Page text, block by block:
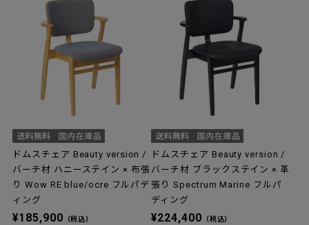
ドムスチェア Beauty version /
バーチ材 ハニーステイン × 布張
り Wow RE blue/ocre フルパデ
ィング
¥185,900 （税込）
ドムスチェア Beauty version /
バーチ材 ブラックステイン × 革
張り Spectrum Marine フルパ
ディング
¥224,400 （税込）